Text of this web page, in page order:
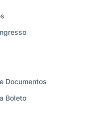
Documentos
Boleto